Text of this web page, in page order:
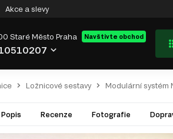
Akce a slevy
Staré Město Praha Navštivte obchod
Ložnicové sestavy Modulární systém
Popis Recenze Fotografie